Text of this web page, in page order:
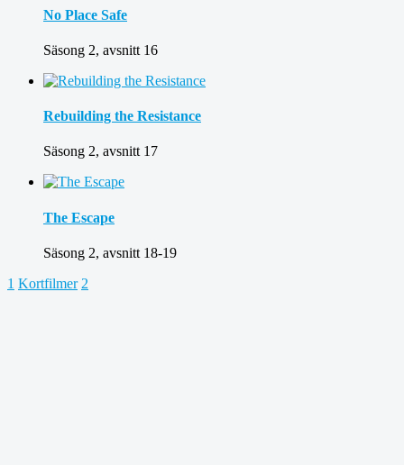
No Place Safe
Säsong 2, avsnitt 16
Rebuilding the Resistance
Säsong 2, avsnitt 17
The Escape
Säsong 2, avsnitt 18-19
1 Kortfilmer 2